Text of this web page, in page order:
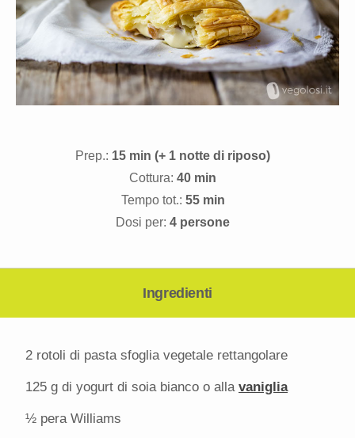
Prep.: 15 min (+ 1 notte di riposo)
Cottura: 40 min
Tempo tot.: 55 min
Dosi per: 4 persone
Ingredienti
2 rotoli di pasta sfoglia vegetale rettangolare
125 g di yogurt di soia bianco o alla vaniglia
½ pera Williams